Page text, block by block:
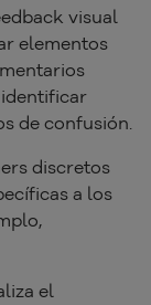
visual
elementos
de confusión.
discretos
a los
el